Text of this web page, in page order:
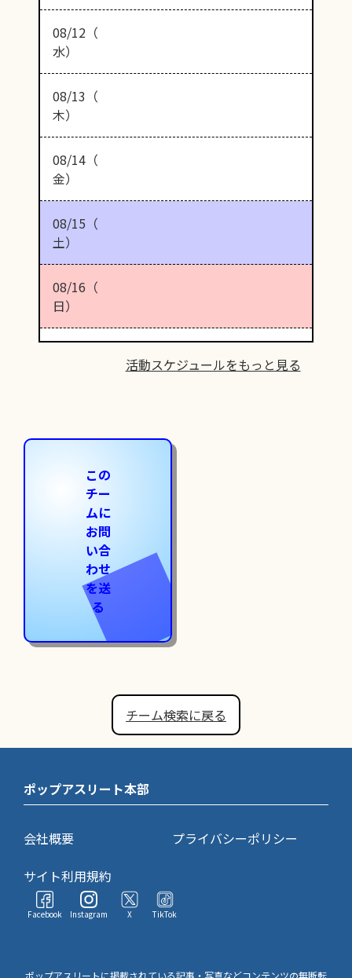
08/12（
水）
08/13（
木）
08/14（
金）
08/15（
土）
08/16（
日）
活動スケジュールをもっと見る
この
チー
ムに
お問
い合
わせ
を送
る
チーム検索に戻る
ポップアスリート本部
会社概要
プライバシーポリシー
サイト利用規約
Facebook Instagram X TikTok